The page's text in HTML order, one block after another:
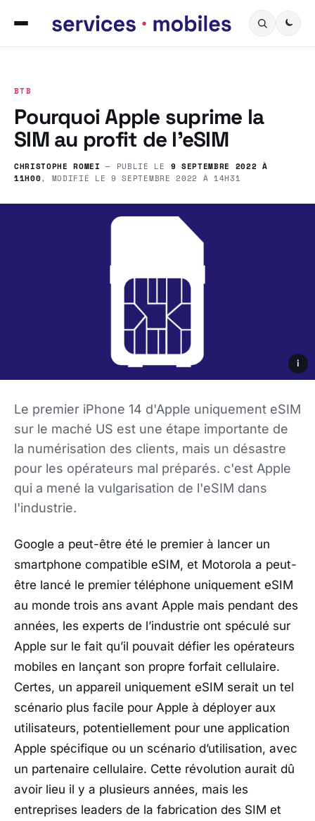
BTB
Pourquoi Apple suprime la
SIM au profit de l’eSIM
CHRISTOPHE ROMEI — PUBLIÉ LE 9 SEPTEMBRE 2022 À
11H00, MODIFIÉ LE9 SEPTEMBRE 2022 À 14H31
i
Le premier iPhone 14 d'Apple uniquement eSIM
sur le maché US est une étape importante de
la numérisation des clients, mais un désastre
pour les opérateurs mal préparés. c'est Apple
qui a mené la vulgarisation de l'eSIM dans
l'industrie.
Google a peut-être été le premier à lancer un
smartphone compatible eSIM, et Motorola a peut-
être lancé le premier téléphone uniquement eSIM
au monde trois ans avant Apple mais pendant des
années, les experts de l’industrie ont spéculé sur
Apple sur le fait qu’il pouvait défier les opérateurs
mobiles en lançant son propre forfait cellulaire.
Certes, un appareil uniquement eSIM serait un tel
scénario plus facile pour Apple à déployer aux
utilisateurs, potentiellement pour une application
Apple spécifique ou un scénario d’utilisation, avec
un partenaire cellulaire. Cette révolution aurait dû
avoir lieu il y a plusieurs années, mais les
entreprises leaders de la fabrication des SIM et